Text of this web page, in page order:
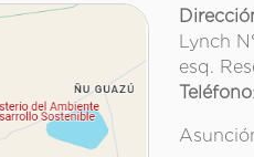
Lynch
esq.
Teléfono